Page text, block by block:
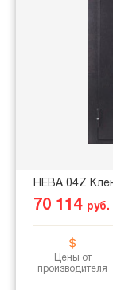
НЕВА 04Z
70 114 руб.
Цены от
производителя